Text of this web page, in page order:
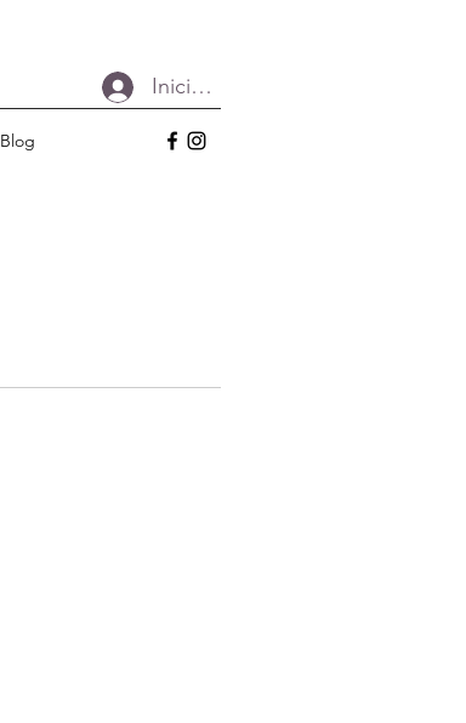
Iniciar sesión
Blog